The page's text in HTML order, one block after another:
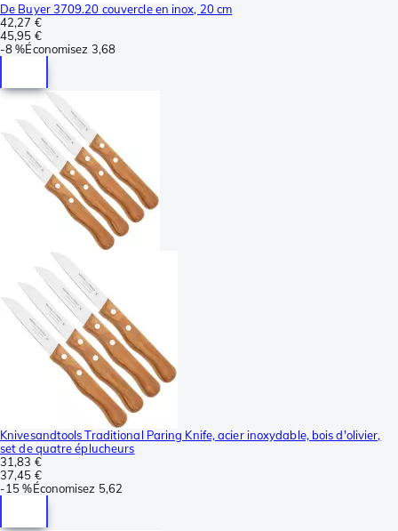
De Buyer 3709.20 couvercle en inox, 20 cm
42,27 €
45,95 €
-8 %Économisez 3,68
Knivesandtools Traditional Paring Knife, acier inoxydable, bois d'olivier,
set de quatre éplucheurs
31,83 €
37,45 €
-15 %Économisez 5,62